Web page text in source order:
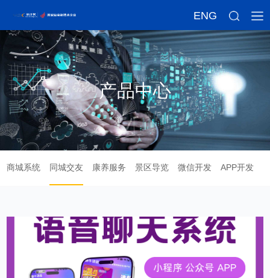
ENG
产品中心
商城系统 同城交友 康养服务 景区导览 微信开发 APP开发